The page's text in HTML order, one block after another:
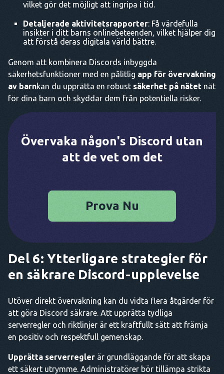
vilket gör det möjligt att ingripa i tid.
Detaljerade aktivitetsrapporter: Få värdefulla
insikter i ditt barns onlinebeteenden, vilket hjälper dig
att förstå deras digitala värld bättre.
Genom att kombinera Discords inbyggda
säkerhetsfunktioner med en pålitlig app för övervakning
av barnkan du upprätta en robust säkerhet på nätet nät
för dina barn och skyddar dem från potentiella risker.
Övervaka någon's Discord utan
att de vet om det
Prova Nu
Del 6: Ytterligare strategier för
en säkrare Discord-upplevelse
Utöver direkt övervakning kan du vidta flera åtgärder för
att göra Discord säkrare. Att upprätta tydliga
serverregler och riktlinjer är ett kraftfullt sätt att främja
en positiv och respektfull gemenskap.
Upprätta serverregler är grundläggande för att skapa
ett säkert utrymme. Administratörer bör tillämpa strikta